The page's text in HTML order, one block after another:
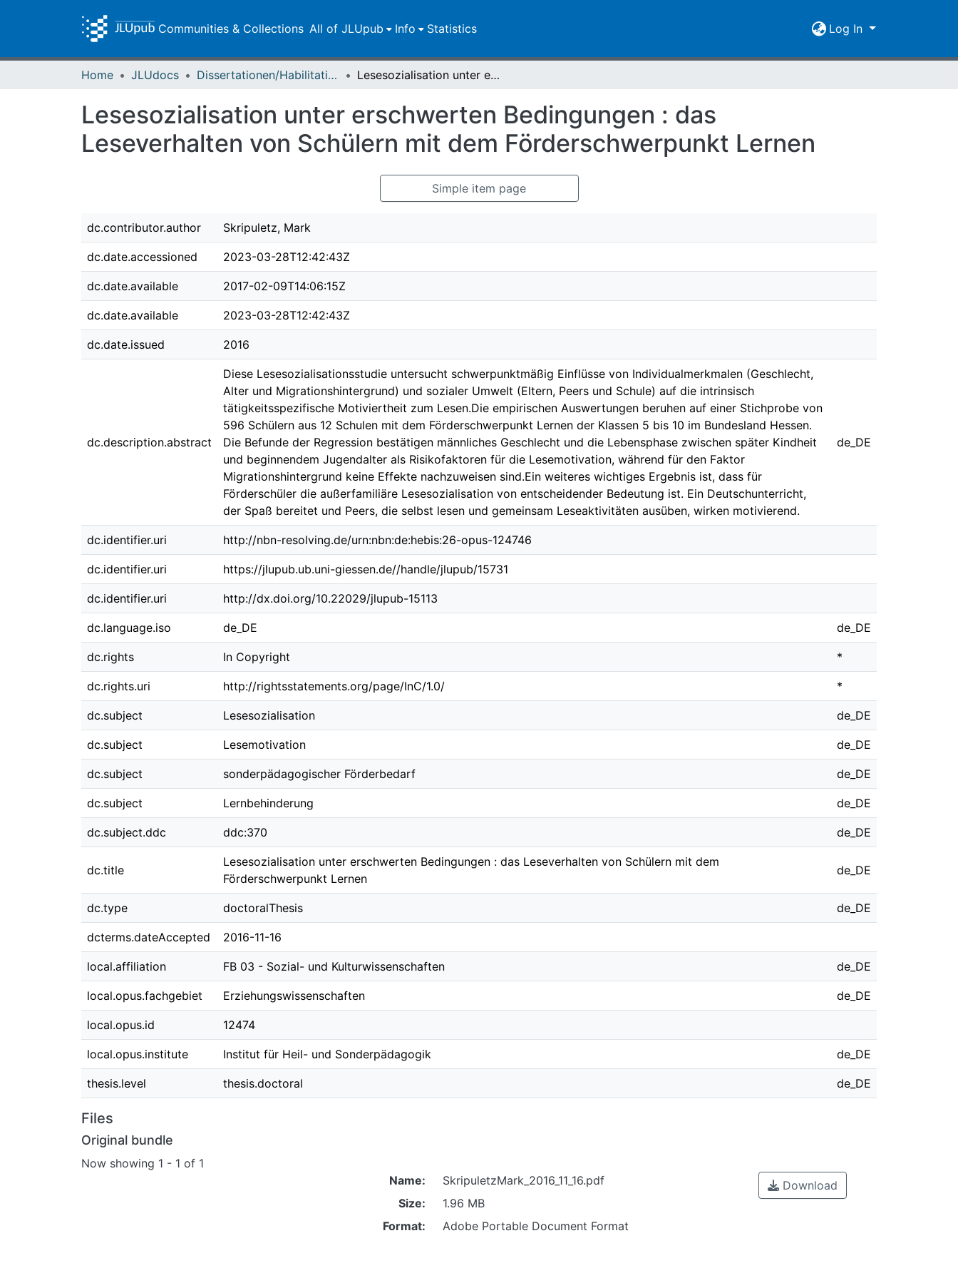
Communities & Collections All of JLUpub Info Statistics Log In
Home JLUdocs Dissertationen/Habilitationen Lesesozialisation unter erschwerten Bedingungen : das Leseverhalten von Schülern mit dem Förderschwerpunkt Lernen
Lesesozialisation unter erschwerten Bedingungen : das
Leseverhalten von Schülern mit dem Förderschwerpunkt Lernen
Simple item page
dc.contributor.author Skripuletz, Mark
dc.date.accessioned 2023-03-28T12:42:43Z
dc.date.available 2017-02-09T14:06:15Z
dc.date.available 2023-03-28T12:42:43Z
dc.date.issued 2016
dc.description.abstract
Diese Lesesozialisationsstudie untersucht schwerpunktmäßig Einflüsse von Individualmerkmalen (Geschlecht,
Alter und Migrationshintergrund) und sozialer Umwelt (Eltern, Peers und Schule) auf die intrinsisch
tätigkeitsspezifische Motiviertheit zum Lesen.Die empirischen Auswertungen beruhen auf einer Stichprobe von
596 Schülern aus 12 Schulen mit dem Förderschwerpunkt Lernen der Klassen 5 bis 10 im Bundesland Hessen.
Die Befunde der Regression bestätigen männliches Geschlecht und die Lebensphase zwischen später Kindheit
und beginnendem Jugendalter als Risikofaktoren für die Lesemotivation, während für den Faktor
Migrationshintergrund keine Effekte nachzuweisen sind.Ein weiteres wichtiges Ergebnis ist, dass für
Förderschüler die außerfamiliäre Lesesozialisation von entscheidender Bedeutung ist. Ein Deutschunterricht,
der Spaß bereitet und Peers, die selbst lesen und gemeinsam Leseaktivitäten ausüben, wirken motivierend.
de_DE
dc.identifier.uri http://nbn-resolving.de/urn:nbn:de:hebis:26-opus-124746
dc.identifier.uri https://jlupub.ub.uni-giessen.de//handle/jlupub/15731
dc.identifier.uri http://dx.doi.org/10.22029/jlupub-15113
dc.language.iso de_DE de_DE
dc.rights In Copyright *
dc.rights.uri http://rightsstatements.org/page/InC/1.0/ *
dc.subject Lesesozialisation de_DE
dc.subject Lesemotivation de_DE
dc.subject sonderpädagogischer Förderbedarf de_DE
dc.subject Lernbehinderung de_DE
dc.subject.ddc ddc:370 de_DE
dc.title
Lesesozialisation unter erschwerten Bedingungen : das Leseverhalten von Schülern mit dem
Förderschwerpunkt Lernen
de_DE
dc.type doctoralThesis de_DE
dcterms.dateAccepted 2016-11-16
local.affiliation FB 03 - Sozial- und Kulturwissenschaften de_DE
local.opus.fachgebiet Erziehungswissenschaften de_DE
local.opus.id 12474
local.opus.institute Institut für Heil- und Sonderpädagogik de_DE
thesis.level thesis.doctoral de_DE
Files
Original bundle
Now showing 1 - 1 of 1
Name:
SkripuletzMark_2016_11_16.pdf
Size:
1.96 MB
Format:
Adobe Portable Document Format
Download